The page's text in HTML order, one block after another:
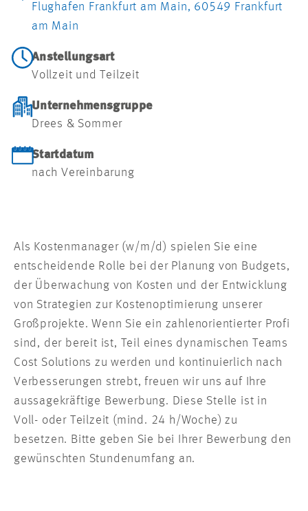
Flughafen Frankfurt am Main, 60549 Frankfurt
am Main
Anstellungsart
Vollzeit und Teilzeit
Unternehmensgruppe
Drees & Sommer
Startdatum
nach Vereinbarung
Als Kostenmanager (w/m/d) spielen Sie eine
entscheidende Rolle bei der Planung von Budgets,
der Überwachung von Kosten und der Entwicklung
von Strategien zur Kostenoptimierung unserer
Großprojekte. Wenn Sie ein zahlenorientierter Profi
sind, der bereit ist, Teil eines dynamischen Teams
Cost Solutions zu werden und kontinuierlich nach
Verbesserungen strebt, freuen wir uns auf Ihre
aussagekräftige Bewerbung. Diese Stelle ist in
Voll- oder Teilzeit (mind. 24 h/Woche) zu
besetzen. Bitte geben Sie bei Ihrer Bewerbung den
gewünschten Stundenumfang an.